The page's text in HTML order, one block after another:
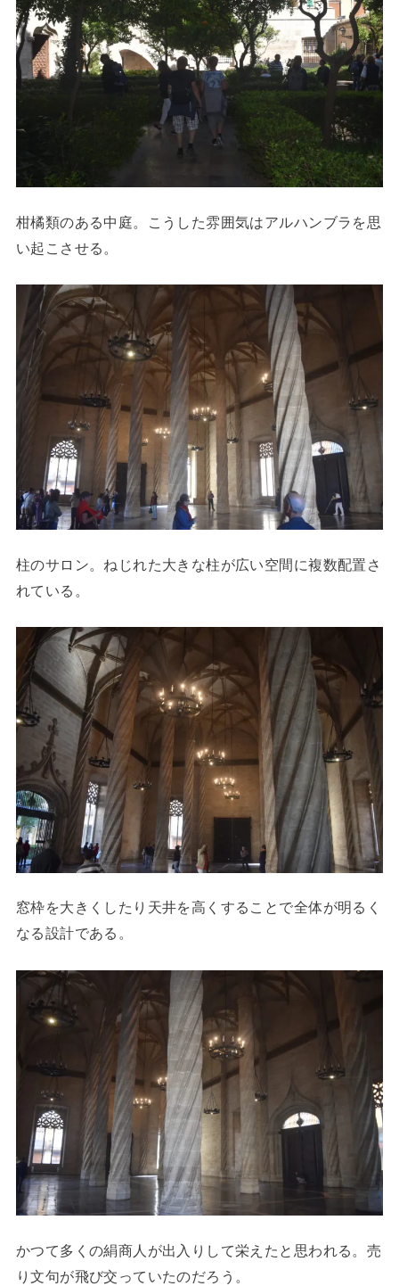
柑橘類のある中庭。こうした雰囲気はアルハンブラを思
い起こさせる。
柱のサロン。ねじれた大きな柱が広い空間に複数配置さ
れている。
窓枠を大きくしたり天井を高くすることで全体が明るく
なる設計である。
かつて多くの絹商人が出入りして栄えたと思われる。売
り文句が飛び交っていたのだろう。